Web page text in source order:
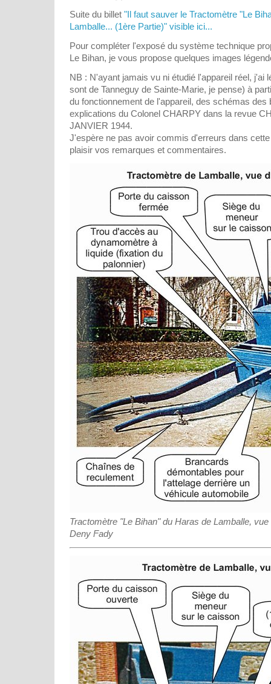
Suite du billet "Il faut sauver le Tractomètre "Le
Lamballe... (1ère Partie)" visible ici...
Pour compléter l'exposé du système technique
Le Bihan, je vous propose quelques images
NB : N'ayant jamais vu ni étudié l'appareil réel, j'ai
sont de Tanneguy de Sainte-Marie, je pense) à
du fonctionnement de l'appareil, des schémas des
explications du Colonel CHARPY dans la revue
JANVIER 1944.
J'espère ne pas avoir commis d'erreurs dans
plaisir vos remarques et commentaires.
Tractomètre "Le Bihan" du Haras de Lamballe,
Deny Fady